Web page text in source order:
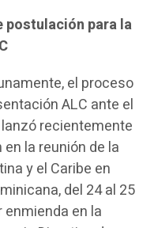
postulación para la
el proceso
ALC ante el
recientemente
la reunión de la
y el Caribe en
del 24 al 25
enmienda en la